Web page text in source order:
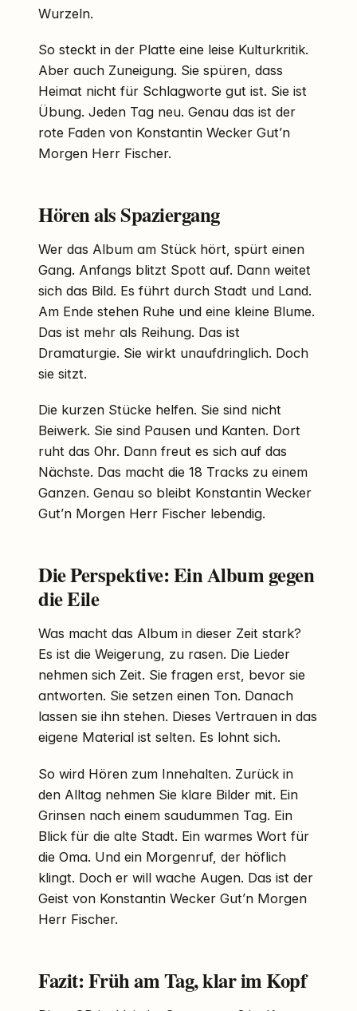
Wurzeln.
So steckt in der Platte eine leise Kulturkritik.
Aber auch Zuneigung. Sie spüren, dass
Heimat nicht für Schlagworte gut ist. Sie ist
Übung. Jeden Tag neu. Genau das ist der
rote Faden von Konstantin Wecker Gut’n
Morgen Herr Fischer.
Hören als Spaziergang
Wer das Album am Stück hört, spürt einen
Gang. Anfangs blitzt Spott auf. Dann weitet
sich das Bild. Es führt durch Stadt und Land.
Am Ende stehen Ruhe und eine kleine Blume.
Das ist mehr als Reihung. Das ist
Dramaturgie. Sie wirkt unaufdringlich. Doch
sie sitzt.
Die kurzen Stücke helfen. Sie sind nicht
Beiwerk. Sie sind Pausen und Kanten. Dort
ruht das Ohr. Dann freut es sich auf das
Nächste. Das macht die 18 Tracks zu einem
Ganzen. Genau so bleibt Konstantin Wecker
Gut’n Morgen Herr Fischer lebendig.
Die Perspektive: Ein Album gegen
die Eile
Was macht das Album in dieser Zeit stark?
Es ist die Weigerung, zu rasen. Die Lieder
nehmen sich Zeit. Sie fragen erst, bevor sie
antworten. Sie setzen einen Ton. Danach
lassen sie ihn stehen. Dieses Vertrauen in das
eigene Material ist selten. Es lohnt sich.
So wird Hören zum Innehalten. Zurück in
den Alltag nehmen Sie klare Bilder mit. Ein
Grinsen nach einem saudummen Tag. Ein
Blick für die alte Stadt. Ein warmes Wort für
die Oma. Und ein Morgenruf, der höflich
klingt. Doch er will wache Augen. Das ist der
Geist von Konstantin Wecker Gut’n Morgen
Herr Fischer.
Fazit: Früh am Tag, klar im Kopf